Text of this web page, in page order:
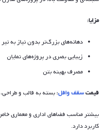
مزایا:
دهانه‌های بزرگ‌تر بدون نیاز به
زیبایی بصری در پروژه‌های نمایان
مصرف بهینه بتن
قیمتسقف وافل: بسته به قالب و طراحی، از ۲ تا ۳ میلیون تومان در هر
بیشتر مناسب فضاهای اداری و معماری
کاربرد دارد.